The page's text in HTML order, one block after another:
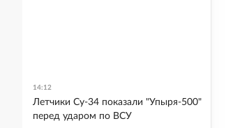
14:12
Летчики Су-34 показали "Упыря-500"
перед ударом по ВСУ